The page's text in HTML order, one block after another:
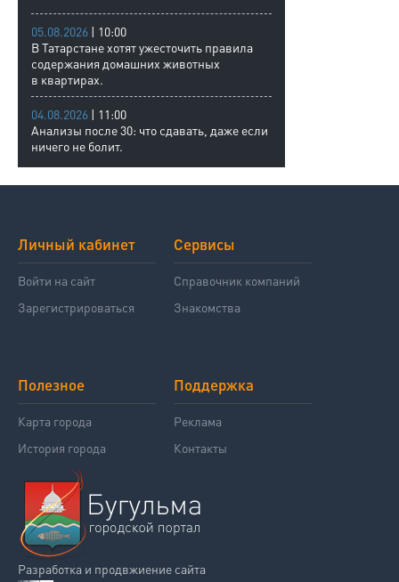
05.08.2026 | 10:00
В Татарстане хотят ужесточить правила
содержания домашних животных
в квартирах.
04.08.2026 | 11:00
Анализы после 30: что сдавать, даже если
ничего не болит.
Личный кабинет
Войти на сайт
Зарегистрироваться
Сервисы
Справочник компаний
Знакомства
Полезное
Карта города
История города
Поддержка
Реклама
Контакты
Разработка и продвжиение сайта